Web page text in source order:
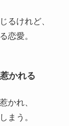
るけれど、
恋愛。
かれる
かれ、
まう。